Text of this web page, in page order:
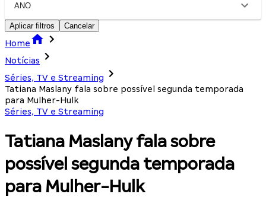
ANO
Aplicar filtros Cancelar
Home
Notícias
Séries, TV e Streaming
Tatiana Maslany fala sobre possível segunda temporada
para Mulher-Hulk
Séries, TV e Streaming
Tatiana Maslany fala sobre
possível segunda temporada
para Mulher-Hulk